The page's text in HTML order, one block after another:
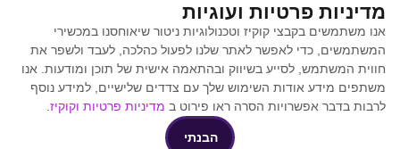
קידום אתרים באמצעות
Y.Y. Digital
מדיניות פרטיות ועוגיות
אנו משתמשים בקבצי קוקיז וטכנולוגיות ניטור שיאוחסנו במכשירי
המשתמשים, כדי לאפשר לאתר שלנו לפעול כהלכה, לעבד ולשפר את
חווית המשתמש, לסייע בשיווק ובהתאמה אישית של תוכן ומודעות. אנו
משתפים מידע אודות השימוש שלך עם צדדים שלישיים, למידע נוסף
לרבות בדבר אפשרויות הסרה ראו פירוט ב מדיניות פרטיות וקוקיז
הבנתי